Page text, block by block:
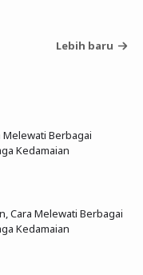
Lebih baru
Melewati Berbagai
Kedamaian
Cara Melewati Berbagai
Kedamaian